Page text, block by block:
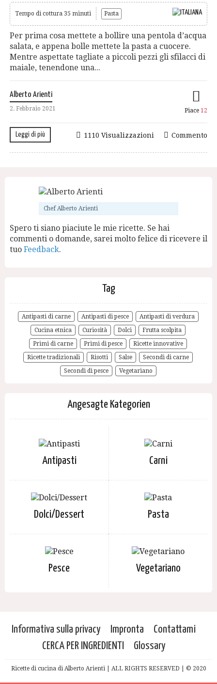
Tempo di cottura 35 minuti Pasta
Per prima cosa mettete a bollire una pentola d’acqua
salata, e appena bolle mettete la pasta a cuocere.
Mentre aspettate tagliate a piccoli pezzi gli sfilacci di
maiale, tenendone una...
Alberto Arienti
2. Febbraio 2021 Piace 12
Leggi di più Commento
1110 Visualizzazioni
Chef Alberto Arienti
Spero ti siano piaciute le mie ricette. Se hai
commenti o domande, sarei molto felice di ricevere il
tuo Feedback.
Tag
Antipasti di carne Antipasti di pesce
Antipasti di verdura
Cucina etnica
Curiosità Dolci
Frutta scolpita
Primi di carne
Primi di pesce
Ricette innovative
Ricette tradizionali
Risotti Salse
Secondi di carne
Secondi di pesce
Vegetariano
Angesagte Kategorien
Antipasti Carni
Dolci/Dessert Pasta
Pesce Vegetariano
Informativa sulla privacy Impronta
Contattami
CERCA PER INGREDIENTI
Glossary
Ricette di cucina di Alberto Arienti | ALL RIGHTS RESERVED | © 2020